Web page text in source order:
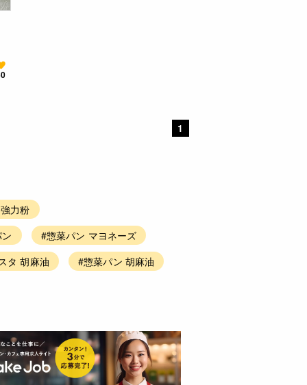
1
力粉
#惣菜パン マヨネーズ
タ 胡麻油
#惣菜パン 胡麻油